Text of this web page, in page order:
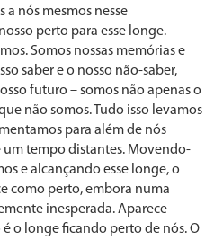
a nós mesmos nesse
perto para esse longe.
Somos nossas memórias e
saber e o nosso não-saber,
futuro – somos não apenas o
não somos. Tudo isso levamos
para além de nós
um tempo distantes. Movendo-
e alcançando esse longe, o
como perto, embora numa
inesperada. Aparece
o longe ficando perto de nós. O